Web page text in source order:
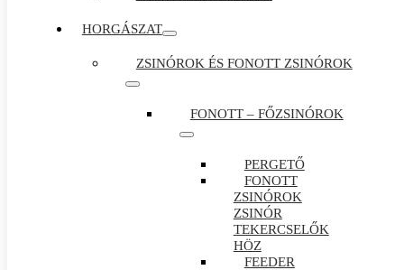
HORGÁSZAT
ZSINÓROK ÉS FONOTT ZSINÓROK
FONOTT – FŐZSINÓROK
PERGETŐ
FONOTT
ZSINÓROK
ZSINÓR
TEKERCSELŐK
HÖZ
FEEDER